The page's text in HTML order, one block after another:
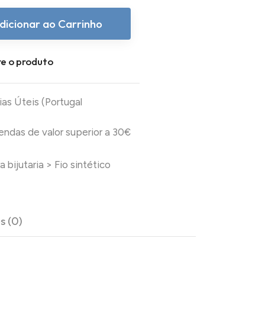
ao Carrinho
o produto
Úteis (Portugal
de valor superior a 30€
bijutaria > Fio sintético
(0)